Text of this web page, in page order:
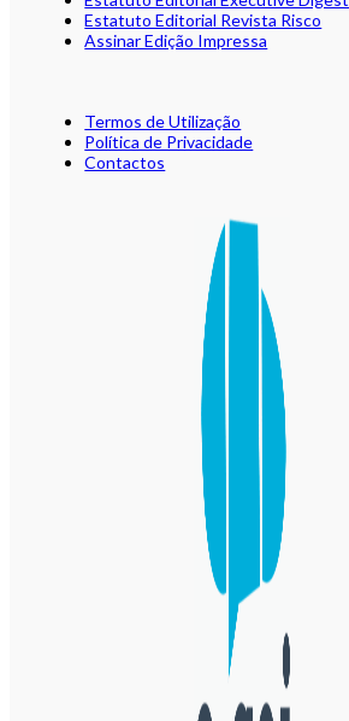
Estatuto Editorial Revista Risco
Assinar Edição Impressa
Termos de Utilização
Política de Privacidade
Contactos